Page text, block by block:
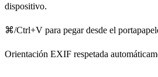
dispositivo.
⌘/Ctrl+V para pegar desde el
Orientación EXIF respetada